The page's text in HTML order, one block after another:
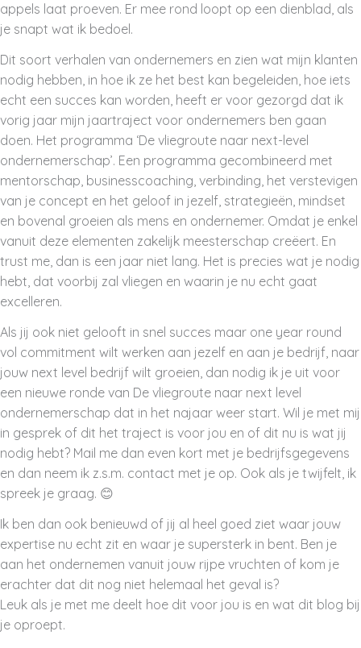
appels laat proeven. Er mee rond loopt op een dienblad, als
je snapt wat ik bedoel.
Dit soort verhalen van ondernemers en zien wat mijn klanten
nodig hebben, in hoe ik ze het best kan begeleiden, hoe iets
echt een succes kan worden, heeft er voor gezorgd dat ik
vorig jaar mijn jaartraject voor ondernemers ben gaan
doen. Het programma ‘De vliegroute naar next-level
ondernemerschap’. Een programma gecombineerd met
mentorschap, businesscoaching, verbinding, het verstevigen
van je concept en het geloof in jezelf, strategieën, mindset
en bovenal groeien als mens en ondernemer. Omdat je enkel
vanuit deze elementen zakelijk meesterschap creëert. En
trust me, dan is een jaar niet lang. Het is precies wat je nodig
hebt, dat voorbij zal vliegen en waarin je nu echt gaat
excelleren.
Als jij ook niet gelooft in snel succes maar one year round
vol commitment wilt werken aan jezelf en aan je bedrijf, naar
jouw next level bedrijf wilt groeien, dan nodig ik je uit voor
een nieuwe ronde van De vliegroute naar next level
ondernemerschap dat in het najaar weer start. Wil je met mij
in gesprek of dit het traject is voor jou en of dit nu is wat jij
nodig hebt? Mail me dan even kort met je bedrijfsgegevens
en dan neem ik z.s.m. contact met je op. Ook als je twijfelt, ik
spreek je graag. 😊
Ik ben dan ook benieuwd of jij al heel goed ziet waar jouw
expertise nu echt zit en waar je supersterk in bent. Ben je
aan het ondernemen vanuit jouw rijpe vruchten of kom je
erachter dat dit nog niet helemaal het geval is?
Leuk als je met me deelt hoe dit voor jou is en wat dit blog bij
je oproept.